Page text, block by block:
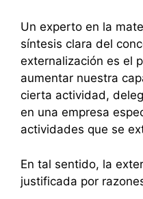
Un experto en la
síntesis clara del
externalización es el
aumentar nuestra
cierta actividad,
en una empresa
actividades que se
En tal sentido, la
justificada por